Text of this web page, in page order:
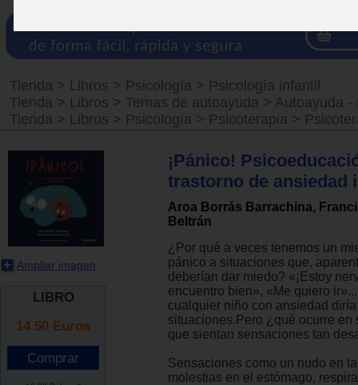
Tienda > Libros > Psicología > Psicología infantil
Tienda > Libros > Temas de autoayuda > Autoayuda -
Tienda > Libros > Psicología > Psicoterapia >
Ampliar imagen
LIBRO
14.50 Euros
¡Pánico!
trastorno de ansiedad
Aroa Borrás Barrachina,
Beltrán
¿Por qué a veces tenemos un
pánico a situaciones que,
deberían dar miedo? «¡Estoy
encuentro bien», «Me quiero
cualquier niño con ansiedad
situaciones.Pero ¿qué ocurre en
que sientan sensaciones tan
Sensaciones como un nudo en
molestias en el estómago,